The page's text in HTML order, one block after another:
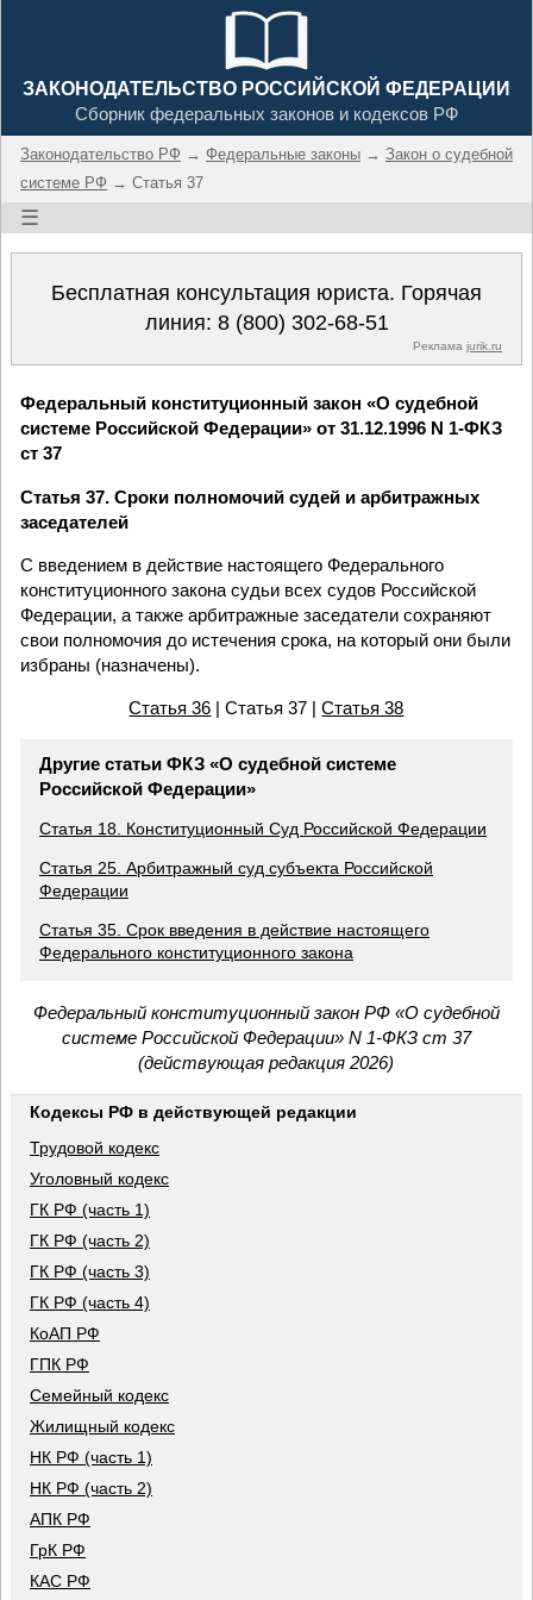
ЗАКОНОДАТЕЛЬСТВО РОССИЙСКОЙ ФЕДЕРАЦИИ
Сборник федеральных законов и кодексов РФ
Законодательство РФ → Федеральные законы → Закон о судебной
системе РФ → Статья 37
☰
Бесплатная консультация юриста. Горячая
линия: 8 (800) 302-68-51
Реклама jurik.ru
Федеральный конституционный закон «О судебной
системе Российской Федерации» от 31.12.1996 N 1-ФКЗ
ст 37
Статья 37. Сроки полномочий судей и арбитражных
заседателей
С введением в действие настоящего Федерального
конституционного закона судьи всех судов Российской
Федерации, а также арбитражные заседатели сохраняют
свои полномочия до истечения срока, на который они были
избраны (назначены).
Статья 36 | Статья 37 |Статья 38
Другие статьи ФКЗ «О судебной системе
Российской Федерации»
Статья 18. Конституционный Суд Российской Федерации
Статья 25. Арбитражный суд субъекта Российской
Федерации
Статья 35. Срок введения в действие настоящего
Федерального конституционного закона
Федеральный конституционный закон РФ «О судебной
системе Российской Федерации» N 1-ФКЗ ст 37
(действующая редакция 2026)
Кодексы РФ в действующей редакции
Трудовой кодекс
Уголовный кодекс
ГК РФ (часть 1)
ГК РФ (часть 2)
ГК РФ (часть 3)
ГК РФ (часть 4)
КоАП РФ
ГПК РФ
Семейный кодекс
Жилищный кодекс
НК РФ (часть 1)
НК РФ (часть 2)
АПК РФ
ГрК РФ
КАС РФ